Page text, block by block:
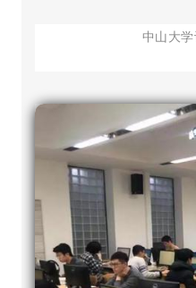
中山大